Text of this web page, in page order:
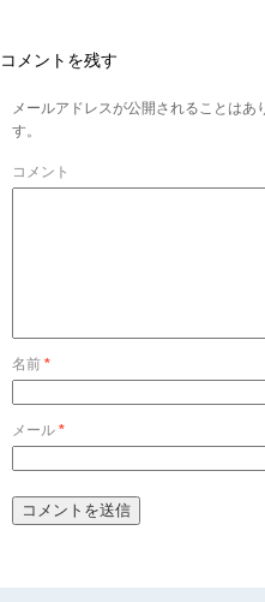
コメントを残す
メールアドレスが公開されることは
す。
コメント
名前 *
メール *